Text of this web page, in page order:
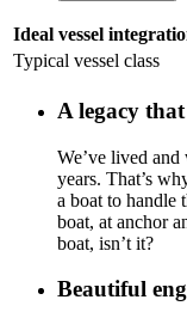
Ideal vessel
Typical vessel class
A legacy
We’ve lived
years. That’s
a boat to handle
boat, at anchor
boat, isn’t it?
Beautiful